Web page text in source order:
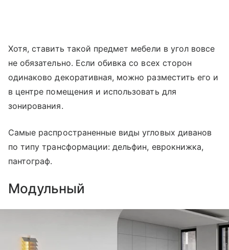
Хотя, ставить такой предмет мебели в угол вовсе
не обязательно. Если обивка со всех сторон
одинаково декоративная, можно разместить его и
в центре помещения и использовать для
зонирования.
Самые распространенные виды угловых диванов
по типу трансформации: дельфин, еврокнижка,
пантограф.
Модульный